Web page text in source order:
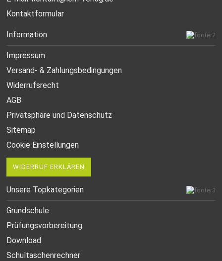
Kontaktformular
Information
Impressum
Versand- & Zahlungsbedingungen
Widerrufsrecht
AGB
Privatsphäre und Datenschutz
Sitemap
Cookie Einstellungen
WIDERRUF ERKLÄREN
Unsere Topkategorien
Grundschule
Prüfungsvorbereitung
Download
Schultaschenrechner